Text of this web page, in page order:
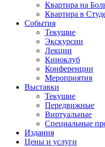
Квартира на
Квартира в
События
Текущие
Экскурсии
Лекции
Киноклуб
Конференции
Мероприятия
Выставки
Текущие
Передвижные
Виртуальные
Специальные
Издания
Цены и услуги